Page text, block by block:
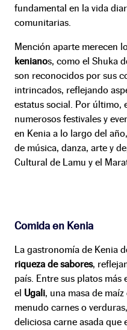
fundamental en la vida
comunitarias.
Mención aparte merecen
kenianos, como el Shuka
son reconocidos por sus
intrincados, reflejando
estatus social. Por último,
numerosos festivales y
en Kenia a lo largo del
de música, danza, arte y
Cultural de Lamu y el
Comida en Kenia
La gastronomía de Kenia
riqueza de sabores,
país. Entre sus platos
el Ugali, una masa de
menudo carnes o
deliciosa carne asada que